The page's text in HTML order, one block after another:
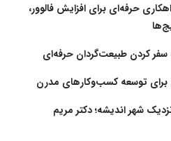
حرفه‌ای برای افزایش فالوور،
سفر کردن طبیعت‌گردان حرفه‌ای
برای توسعه کسب‌وکارهای مدرن
شهر اندیشه؛ دکتر مریم